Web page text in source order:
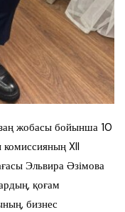
жобасы бойынша 10
комиссияның XII
Эльвира Әзімова
қоғам
бизнес